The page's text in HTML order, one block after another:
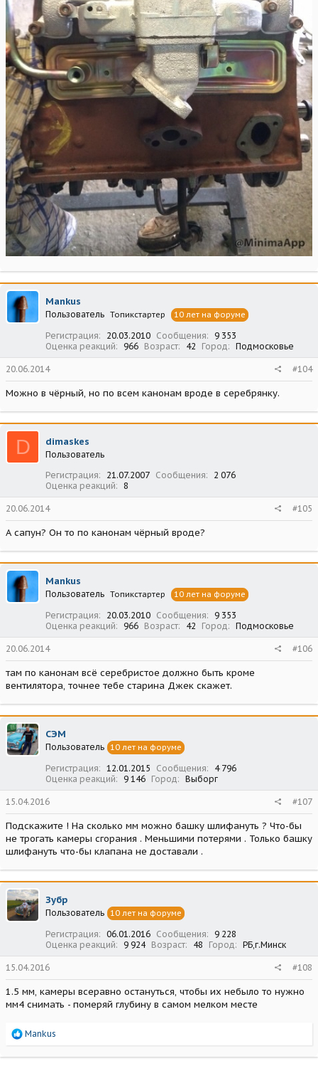
Mankus
Пользователь Топикстартер 10 лет на форуме
Регистрация 20.03.2010 Сообщения
9 353
Оценка реакций
966 Возраст 42 Город Подмосковье
20.06.2014 #104
Можно в чёрный, но по всем канонам вроде в серебрянку.
D dimaskes
Пользователь
Регистрация
21.07.2007 Сообщения
2 076
Оценка реакций
8
20.06.2014 #105
А сапун? Он то по канонам чёрный вроде?
Mankus
Пользователь Топикстартер 10 лет на форуме
Регистрация 20.03.2010 Сообщения
9 353
Оценка реакций
966 Возраст 42 Город Подмосковье
20.06.2014 #106
там по канонам всё серебристое должно быть кроме
вентилятора, точнее тебе старина Джек скажет.
СЭМ
Пользователь 10 лет на форуме
Регистрация 12.01.2015 Сообщения
4 796
Оценка реакций
9 146 Город Выборг
15.04.2016 #107
Подскажите ! На сколько мм можно башку шлифануть ? Что-бы
не трогать камеры сгорания . Меньшими потерями . Только башку
шлифануть что-бы клапана не доставали .
Зубр
Пользователь 10 лет на форуме
Регистрация 06.01.2016 Сообщения
9 228
Оценка реакций
9 924 Возраст 48 Город РБ,г.Минск
15.04.2016 #108
1.5 мм, камеры всеравно остануться, чтобы их небыло то нужно
мм4 снимать - померяй глубину в самом мелком месте
Р
а
Mankus